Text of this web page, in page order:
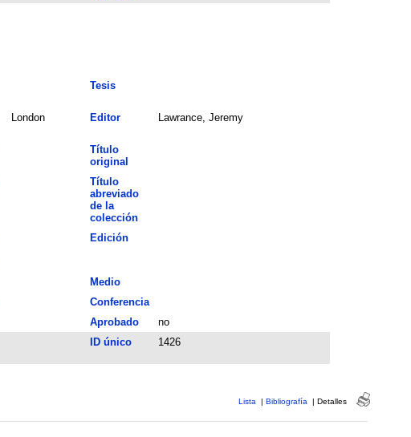
Tesis
London Editor Lawrance, Jeremy
Título
original
Título
abreviado
de la
colección
Edición
Medio
Conferencia
Aprobado
no
ID único 1426
Lista | Bibliografía | Detalles